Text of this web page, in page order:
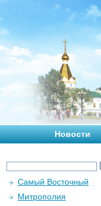
Новости
Самый Восточный
Митрополия